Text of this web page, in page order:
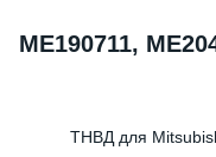
МЕ190711,
ТНВД для